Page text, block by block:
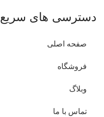
دسترسی های سریع
صفحه اصلی
فروشگاه
وبلاگ
تماس با ما